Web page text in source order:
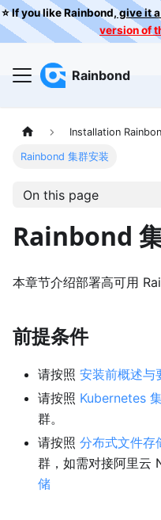
⭐️ If you like Rainbond,give it a
version of
Rainbond
Installation
Rainbond 集群安装
On this page
Rainbond
本章节介绍部署高可用
前提条件
请按照 安装前概述与
请按照 Kubernetes
群。
请按照 分布式文件存
群，如需对接阿里云
储